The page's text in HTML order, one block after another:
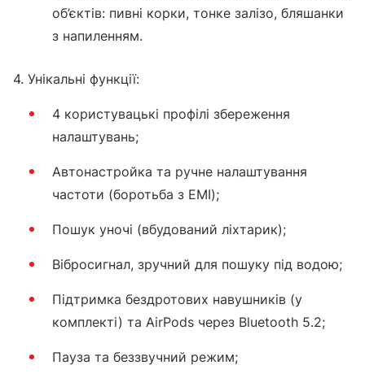
об’єктів: пивні корки, тонке залізо, бляшанки
з напиленням.
4. Унікальні функції:
4 користувацькі профілі збереження
налаштувань;
Автонастройка та ручне налаштування
частоти (боротьба з ЕМІ);
Пошук уночі (вбудований ліхтарик);
Вібросигнал, зручний для пошуку під водою;
Підтримка бездротових навушників (у
комплекті) та AirPods через Bluetooth 5.2;
Пауза та беззвучний режим;